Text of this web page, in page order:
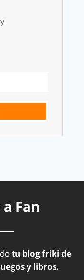
Fan
tu blog friki de
y libros.